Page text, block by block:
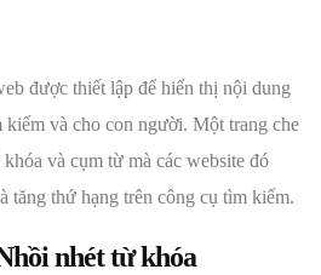
được thiết lập để hiển thị nội dung
kiếm và cho con người. Một trang che
và cụm từ mà các website đó
tăng thứ hạng trên công cụ tìm kiếm.
nhét từ khóa